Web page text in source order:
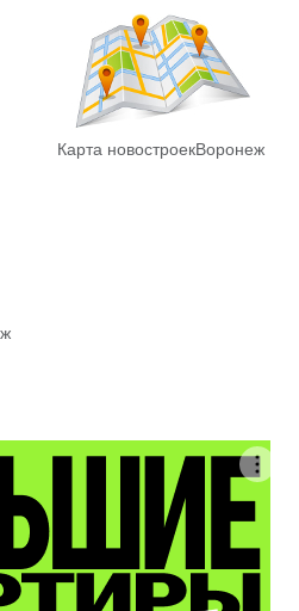
Карта новостроекВоронеж